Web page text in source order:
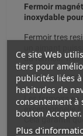
Fermoir
inoxydable
Fermoir tres
du fermoir.
Dimensions.
Les fermoirs en
exceptionnelle
Cela garantit
état pendant
Ce site Web
tiers pour
publicités liées
habitudes de
consentement à
bouton Accepter.
Plus